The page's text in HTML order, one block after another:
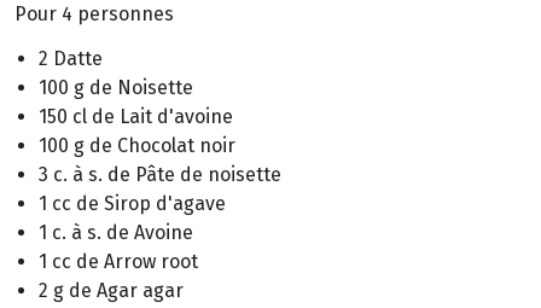
Pour 4 personnes
2 Datte
100 g de Noisette
150 cl de Lait d'avoine
100 g de Chocolat noir
3 c. à s. de Pâte de noisette
1 cc de Sirop d'agave
1 c. à s. de Avoine
1 cc de Arrow root
2 g de Agar agar